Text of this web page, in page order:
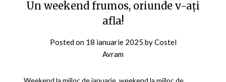
Un weekend frumos, oriunde v-ați
afla!
Posted on 18 ianuarie 2025 byCostel
Avram
Weekend la mijloc de ianuarie, weekend la mijloc de